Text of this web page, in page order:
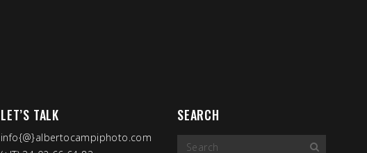
LET’S TALK
info{@}albertocampiphoto.com
SEARCH